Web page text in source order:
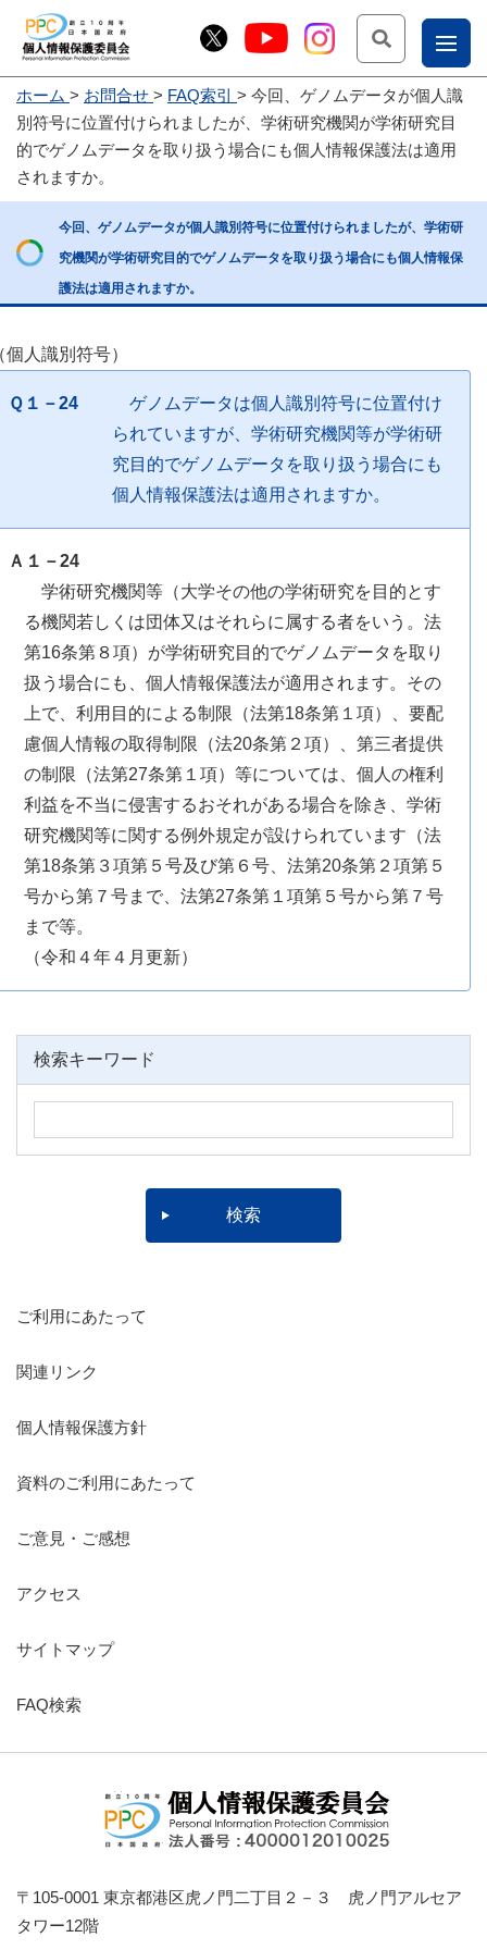
お
せ
こー
じょ
ホーム お問合せ FAQ索引
今回、ゲノムデータが個人識
別符号に位置付けられましたが、学術研究機関が学術研究目
的でゲノムデータを取り扱う場合にも個人情報保護法は適用
されますか。
今回、ゲノムデータが個人識別符号に位置付けられましたが、学術研
究機関が学術研究目的でゲノムデータを取り扱う場合にも個人情報保
護法は適用されますか。
個人識別符号）
Ｑ１－24
ゲノムデータは個人識別符号に位置付け
られていますが、学術研究機関等が学術研
究目的でゲノムデータを取り扱う場合にも
個人情報保護法は適用されますか。
Ａ１－24
学術研究機関等（大学その他の学術研究を目的とす
る機関若しくは団体又はそれらに属する者をいう。法
第16条第８項）が学術研究目的でゲノムデータを取り
扱う場合にも、個人情報保護法が適用されます。その
上で、利用目的による制限（法第18条第１項）、要配
慮個人情報の取得制限（法20条第２項）、第三者提供
の制限（法第27条第１項）等については、個人の権利
利益を不当に侵害するおそれがある場合を除き、学術
研究機関等に関する例外規定が設けられています（法
第18条第３項第５号及び第６号、法第20条第２項第５
号から第７号まで、法第27条第１項第５号から第７号
まで等。
（令和４年４月更新）
検索キーワード
ご利用にあたって
関連リンク
個人情報保護方針
資料のご利用にあたって
ご意見・ご感想
アクセス
サイトマップ
FAQ検索
〒105-0001 東京都港区虎ノ門二丁目２－３ 虎ノ門アルセア
タワー12階